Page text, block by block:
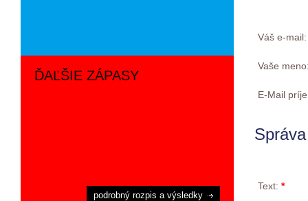
Váš e-
Vaše
E-Mail
Správa
Text: *
ĎAĽŠIE ZÁPASY
podrobný rozpis a výsledky